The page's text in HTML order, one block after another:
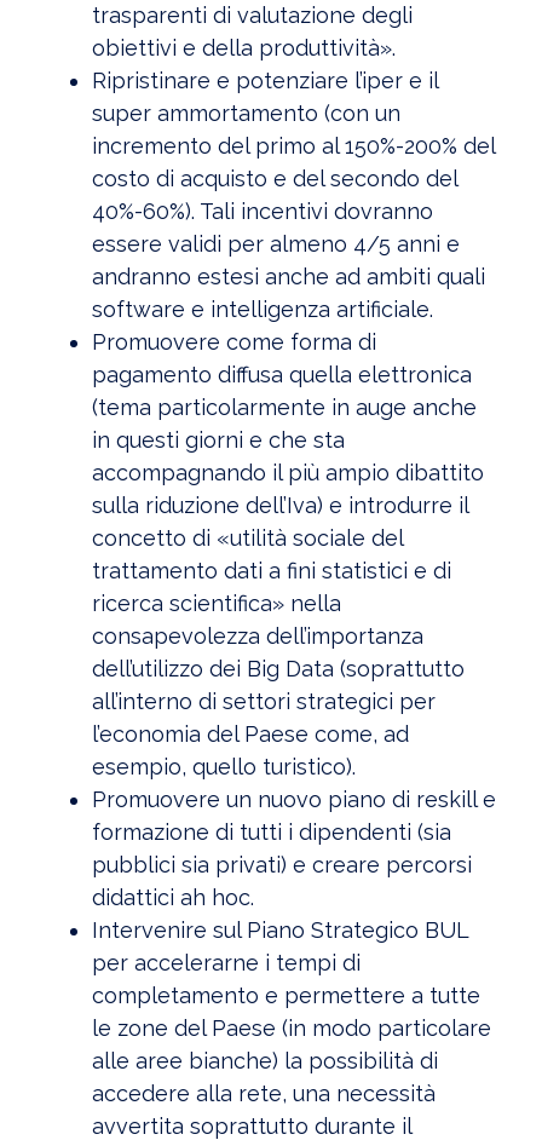
trasparenti di valutazione degli
obiettivi e della produttività».
Ripristinare e potenziare l’iper e il
super ammortamento (con un
incremento del primo al 150%-200% del
costo di acquisto e del secondo del
40%-60%). Tali incentivi dovranno
essere validi per almeno 4/5 anni e
andranno estesi anche ad ambiti quali
software e intelligenza artificiale.
Promuovere come forma di
pagamento diffusa quella elettronica
(tema particolarmente in auge anche
in questi giorni e che sta
accompagnando il più ampio dibattito
sulla riduzione dell’Iva) e introdurre il
concetto di «utilità sociale del
trattamento dati a fini statistici e di
ricerca scientifica» nella
consapevolezza dell’importanza
dell’utilizzo dei Big Data (soprattutto
all’interno di settori strategici per
l’economia del Paese come, ad
esempio, quello turistico).
Promuovere un nuovo piano di reskill e
formazione di tutti i dipendenti (sia
pubblici sia privati) e creare percorsi
didattici ah hoc.
Intervenire sul Piano Strategico BUL
per accelerarne i tempi di
completamento e permettere a tutte
le zone del Paese (in modo particolare
alle aree bianche) la possibilità di
accedere alla rete, una necessità
avvertita soprattutto durante il